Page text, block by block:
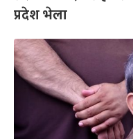
प्रदेश भेला